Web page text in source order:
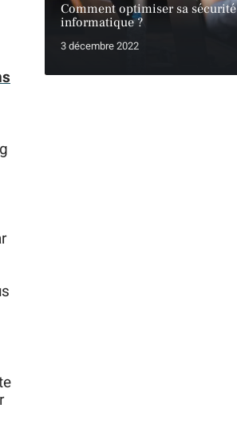
Comment optimiser sa sécurité
informatique ?
3 décembre 2022